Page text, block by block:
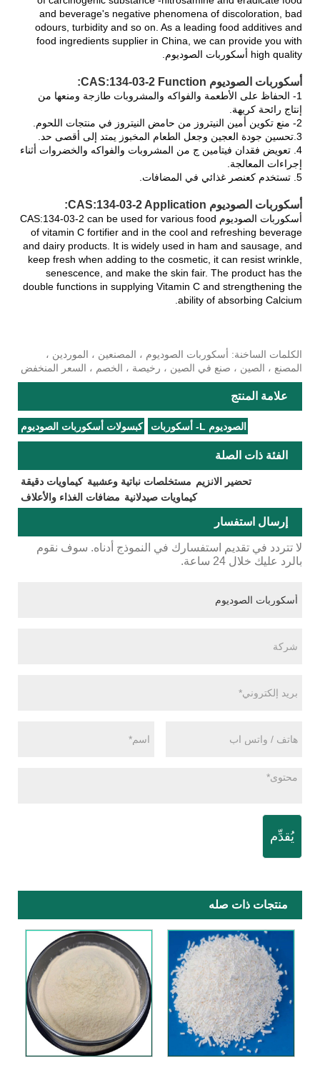
and beverage's negative phenomena of discoloration, bad
odours, turbidity and so on. As a leading food additives and
food ingredients supplier in China, we can provide you with
high quality أسكوربات الصوديوم.
أسكوربات الصوديوم CAS:134-03-2 Function:
1- الحفاظ على الأطعمة والفواكه والمشروبات طازجة ومنعها من
إنتاج رائحة كريهة.
2- منع تكوين أمين النيتروز من حامض النيتروز في منتجات اللحوم.
3.تحسين جودة العجين وجعل الطعام المخبوز يمتد إلى أقصى حد.
4. تعويض فقدان فيتامين ج من المشروبات والفواكه والخضروات أثناء
إجراءات المعالجة.
5. تستخدم كعنصر غذائي في المضافات.
أسكوربات الصوديوم CAS:134-03-2 Application:
أسكوربات الصوديوم CAS:134-03-2 can be used for various food
of vitamin C fortifier and in the cool and refreshing beverage
and dairy products. It is widely used in ham and sausage, and
keep fresh when adding to the cosmetic, it can resist wrinkle,
senescence, and make the skin fair. The product has the
double functions in supplying Vitamin C and strengthening the
ability of absorbing Calcium.
الكلمات الساخنة: أسكوربات الصوديوم ، المصنعين ، الموردين ،
المصنع ، الصين ، صنع في الصين ، رخيصة ، الخصم ، السعر المنخفض
علامة المنتج
كبسولات أسكوربات الصوديوم الصوديوم L- أسكوربات
الفئة ذات الصلة
كيماويات دقيقة مستخلصات نباتية وعشبية تحضير الانزيم
مضافات الغذاء والأعلاف كيماويات صيدلانية
إرسال استفسار
لا تتردد في تقديم استفسارك في النموذج أدناه. سوف نقوم
بالرد عليك خلال 24 ساعة.
يُقدِّم
منتجات ذات صله